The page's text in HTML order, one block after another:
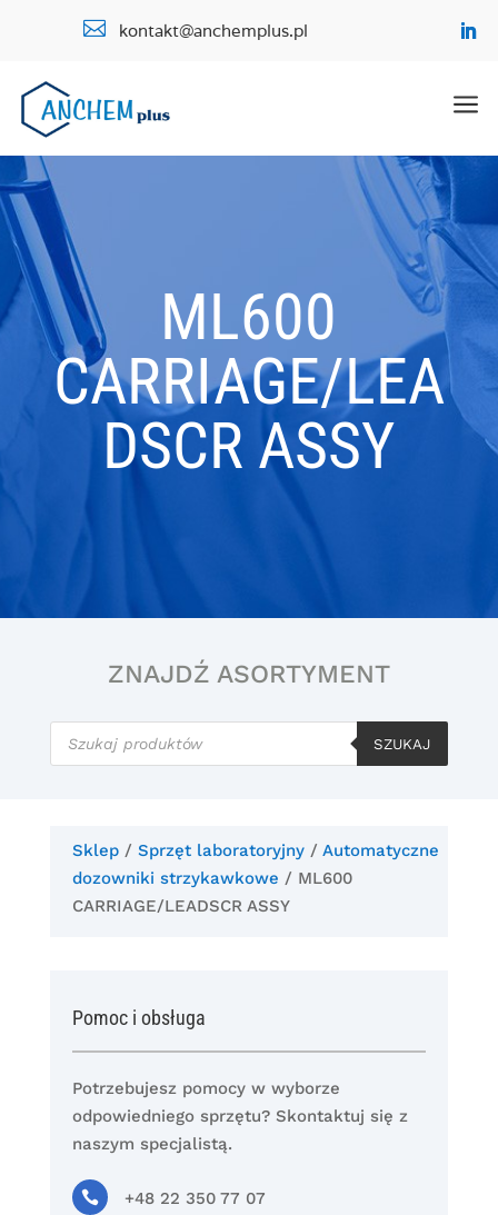
 kontakt@anchemplus.pl
a
ML600
CARRIAGE/LEA
DSCR ASSY
ZNAJDŹ ASORTYMENT
Wyszukiwarka
produktów
SZUKAJ
Sklep/ Sprzęt laboratoryjny/ Automatyczne
dozowniki strzykawkowe / ML600
CARRIAGE/LEADSCR ASSY
Pomoc i obsługa
Potrzebujesz pomocy w wyborze
odpowiedniego sprzętu? Skontaktuj się z
naszym specjalistą.
 +48 22 350 77 07